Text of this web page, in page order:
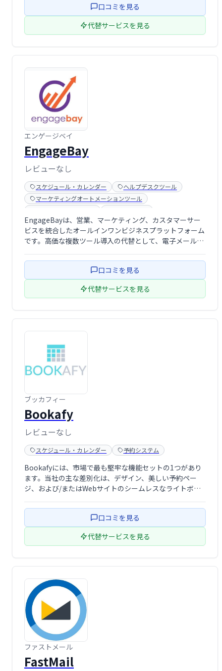
口コミを見る
代替サービスを見る
エンゲージベイ
EngageBay
レビューなし
スケジュール・カレンダー
ヘルプデスクツール
マーケティングオートメーションツール
顧客管理システム(CRM)
EngageBayは、営業、マーケティング、カスタマーサー
ビスを統合したオールインワンビジネスプラットフォーム
です。高価な複数ツール導入の代替として、電子メールマ
ティングオートメーションなどを提供します。直感的なイ
ンターフェースでビジネスの維持・ …
口コミを見る
代替サービスを見る
ブッカフィー
Bookafy
レビューなし
スケジュール・カレンダー 予約システム
Bookafyには、市場で最も堅牢な機能セットの1つがあり
ます。当社の主な差別化は、デザイン、美しい予約ペー
ジ、および/またはWebサイトのシームレスなライトボッ
口コミを見る
代替サービスを見る
ファストメール
FastMail